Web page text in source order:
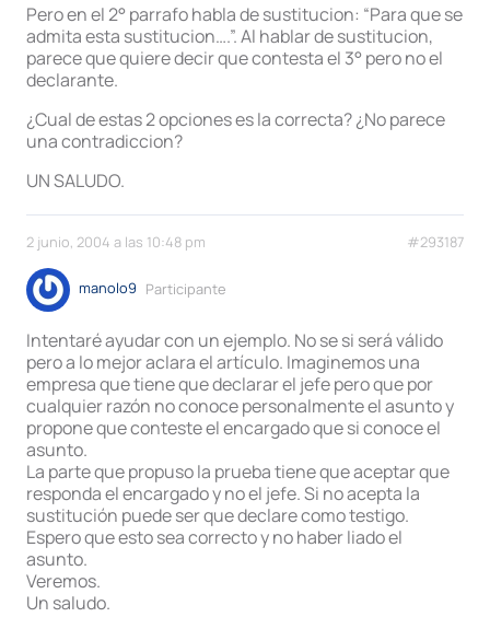
Pero en el 2° parrafo habla de sustitucion: “Para que se
admita esta sustitucion….”. Al hablar de sustitucion,
parece que quiere decir que contesta el 3° pero no el
declarante.
¿Cual de estas 2 opciones es la correcta? ¿No parece
una contradiccion?
UN SALUDO.
2 junio, 2004 a las 10:48 pm #293187
manolo9 Participante
Intentaré ayudar con un ejemplo. No se si será válido
pero a lo mejor aclara el artículo. Imaginemos una
empresa que tiene que declarar el jefe pero que por
cualquier razón no conoce personalmente el asunto y
propone que conteste el encargado que si conoce el
asunto.
La parte que propuso la prueba tiene que aceptar que
responda el encargado y no el jefe. Si no acepta la
sustitución puede ser que declare como testigo.
Espero que esto sea correcto y no haber liado el
asunto.
Veremos.
Un saludo.